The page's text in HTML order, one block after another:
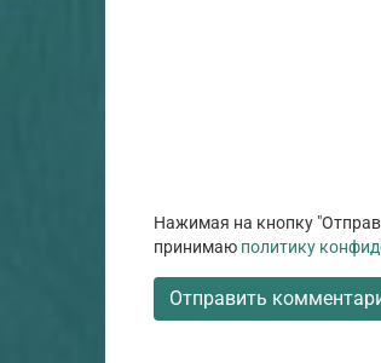
Нажимая на кнопку
принимаю политику